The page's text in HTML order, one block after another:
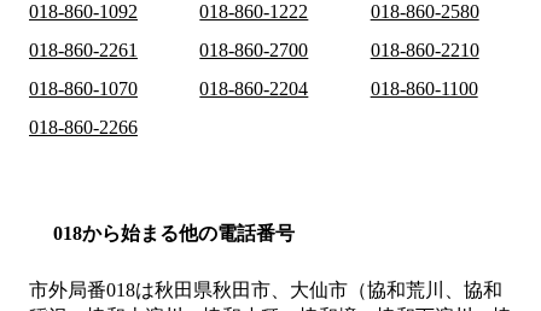
018-860-1092
018-860-1222
018-860-2580
018-860-2261
018-860-2700
018-860-2210
018-860-1070
018-860-2204
018-860-1100
018-860-2266
018から始まる他の電話番号
市外局番018は秋田県秋田市、大仙市（協和荒川、協和